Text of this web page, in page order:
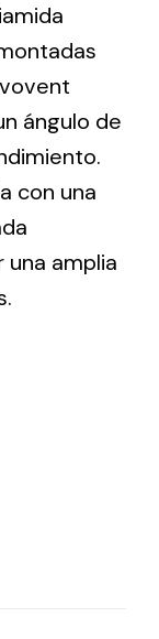
group
for
tipo
ángulo de
con una
amplia